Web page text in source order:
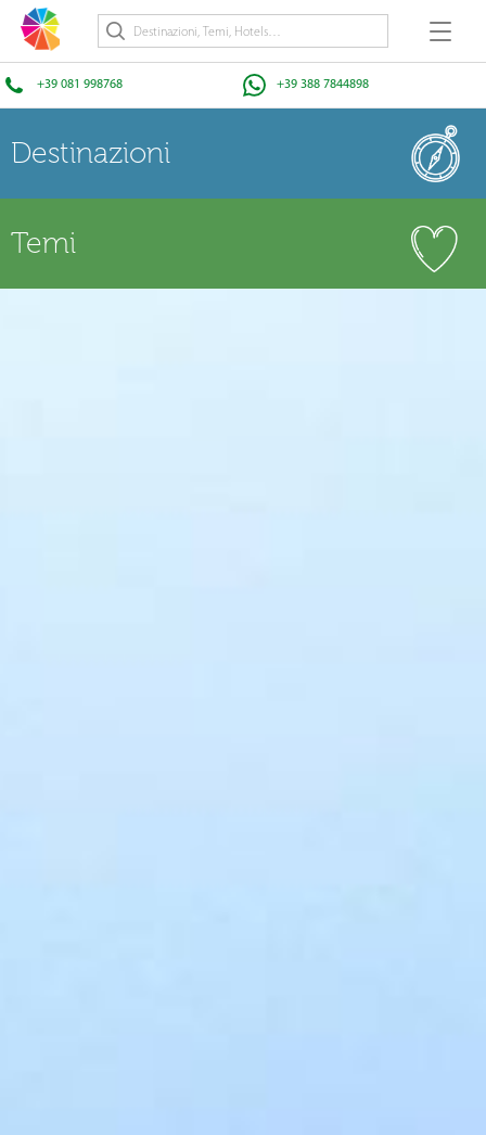
+39 081 998768 +39 388 7844898
Destinazioni
Temi